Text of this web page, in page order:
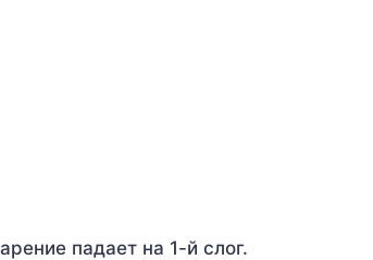
падает на 1-й слог.